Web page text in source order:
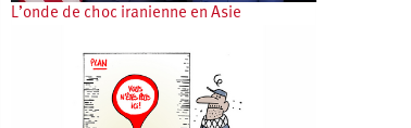
L’onde de choc iranienne en Asie